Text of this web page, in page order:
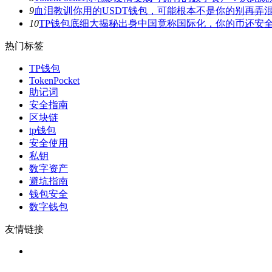
9血泪教训你用的USDT钱包，可能根本不是你的别再弄
10TP钱包底细大揭秘出身中国竟称国际化，你的币还安
热门标签
TP钱包
TokenPocket
助记词
安全指南
区块链
tp钱包
安全使用
私钥
数字资产
避坑指南
钱包安全
数字钱包
友情链接